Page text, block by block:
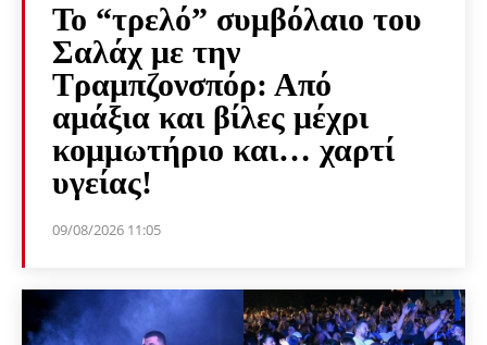
Το “τρελό” συμβόλαιο του
Σαλάχ με την
Τραμπζονσπόρ: Από
αμάξια και βίλες μέχρι
κομμωτήριο και… χαρτί
υγείας!
09/08/2026 11:05